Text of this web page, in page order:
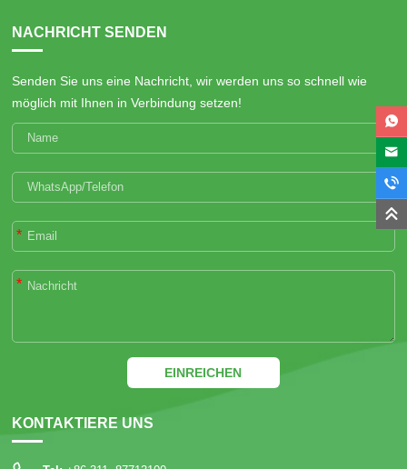
KONTAKTIERE UNS
NACHRICHT SENDEN
Senden Sie uns eine Nachricht, wir werden uns so schnell wie
möglich mit Ihnen in Verbindung setzen!
*
*
EINREICHEN